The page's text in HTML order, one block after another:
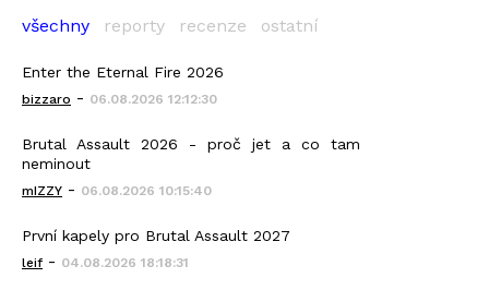
všechny reporty recenze ostatní
Enter the Eternal Fire 2026
bizzaro - 06.08.2026 12:12:30
Brutal Assault 2026 - proč jet a co tam
neminout
mIZZY - 06.08.2026 10:15:40
První kapely pro Brutal Assault 2027
leif - 04.08.2026 18:18:31